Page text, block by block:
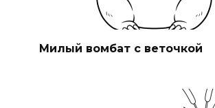
Милый вомбат с веточкой